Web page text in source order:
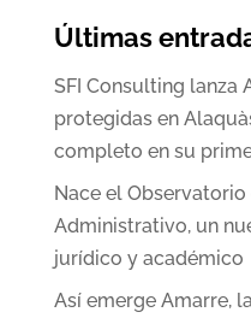
Últimas
SFI Consulting lanza
protegidas en
completo en su
Nace el
Administrativo, un
jurídico y académico
Así emerge Amarre,